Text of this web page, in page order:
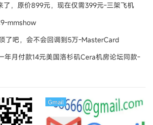
了，原价899元，现在仅需399元-三架飞机
mmshow
了吧，会不会回调到5万-MasterCard
年月付款14元美国洛杉矶Cera机房论坛同款-
Gmail